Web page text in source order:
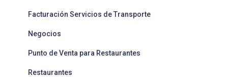
Facturación Servicios de Transporte
Negocios
Punto de Venta para Restaurantes
Restaurantes